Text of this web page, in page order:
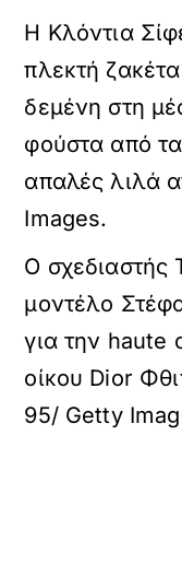
Η Κλόντια
πλεκτή
δεμένη στη
φούστα από
απαλές λιλά
Images.
Ο σχεδιαστής
μοντέλο
για την haute
οίκου Dior
95/ Getty